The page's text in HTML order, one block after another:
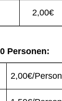
2,00€
Personen:
2,00€/Person